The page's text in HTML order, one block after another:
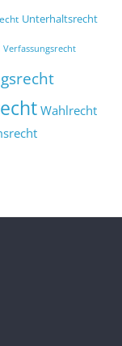
Unterhaltsrecht
Verfassungsrecht
Wahlrecht